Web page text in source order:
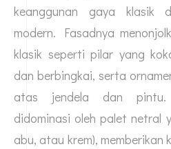
keanggunan gaya klasik
modern. Fasadnya
klasik seperti pilar yang
dan berbingkai, serta
atas jendela dan pintu.
didominasi oleh palet netral
abu, atau krem), memberikan